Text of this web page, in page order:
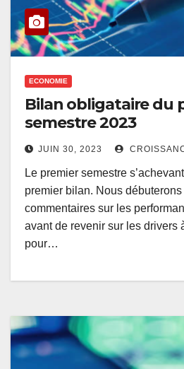
ECONOMIE
Bilan obligataire du
semestre 2023
JUIN 30, 2023
Le premier semestre
premier bilan. Nous
commentaires sur les
avant de revenir sur les drivers
pour…